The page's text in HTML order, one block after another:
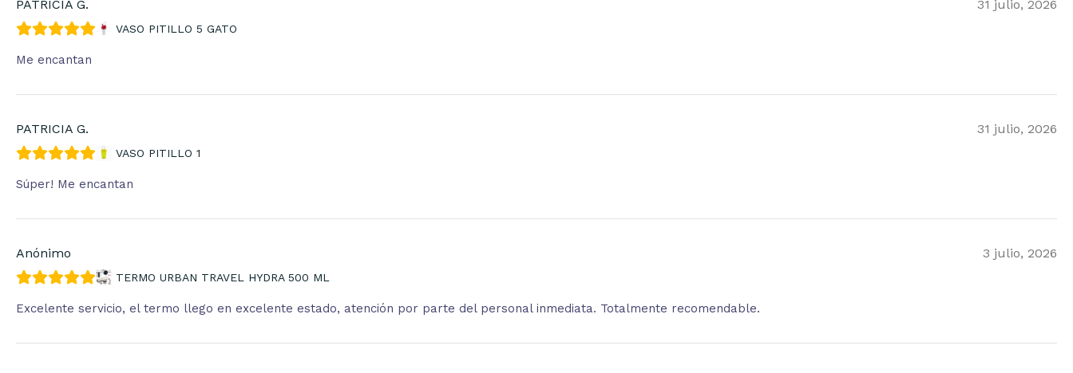
PATRICIA G. 31 julio, 2026
VASO PITILLO 5 GATO
Me encantan
PATRICIA G. 31 julio, 2026
VASO PITILLO 1
Súper! Me encantan
Anónimo 3 julio, 2026
TERMO URBAN TRAVEL HYDRA 500 ML
Excelente servicio, el termo llego en excelente estado, atención por parte del personal inmediata. Totalmente recomendable.